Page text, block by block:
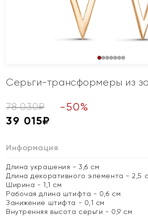
Серьги-трансформеры из
78 030₽ -50%
39 015₽
Информация
Длина украшения - 3,6 см
Длина декоративного элемента - 2,5
Ширина - 1,1 см
Рабочая длина штифта - 0,6 см
Занижение штифта - 0,1 см
Внутренняя высота серьги - 0,9 см